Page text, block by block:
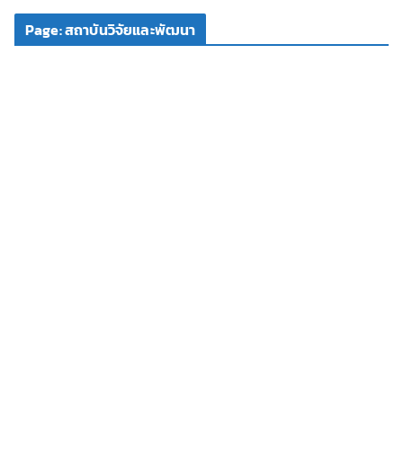
โ
Page: สถาบันวิจัยและพัฒนา